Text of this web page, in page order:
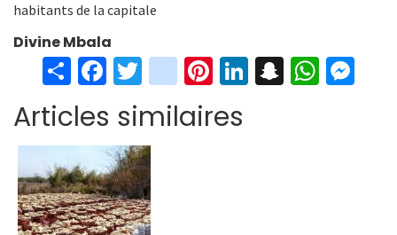
habitants de la capitale
Divine Mbala
S
h
ar
e
Fa
ce
b
o
o
k
T
wi
tt
er
in
st
ag
Pi
er
Li S W
Articles similaires